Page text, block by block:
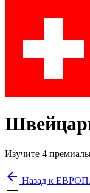
Изучите 4
arrow_back Назад к